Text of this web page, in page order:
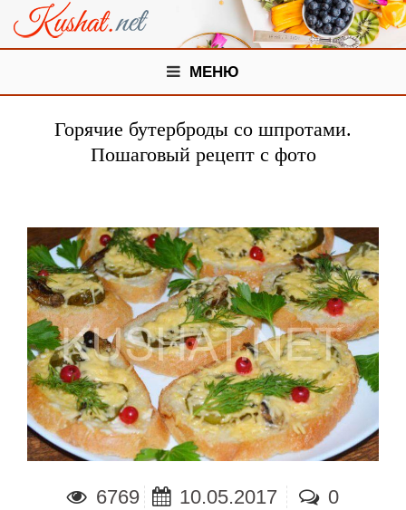
МЕНЮ
Горячие бутерброды со шпротами.
Пошаговый рецепт с фото
6769 10.05.2017 0